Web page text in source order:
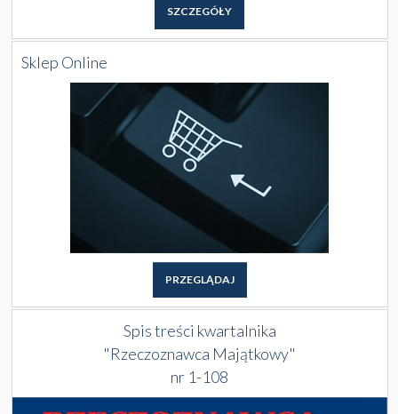
SZCZEGÓŁY
Sklep Online
PRZEGLĄDAJ
Spis treści kwartalnika
"Rzeczoznawca Majątkowy"
nr 1-108